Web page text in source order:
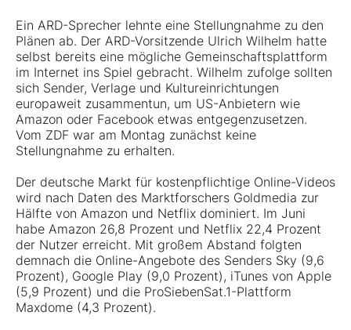
Ein ARD-Sprecher lehnte eine Stellungnahme zu den
Plänen ab. Der ARD-Vorsitzende Ulrich Wilhelm hatte
selbst bereits eine mögliche Gemeinschaftsplattform
im Internet ins Spiel gebracht. Wilhelm zufolge sollten
sich Sender, Verlage und Kultureinrichtungen
europaweit zusammentun, um US-Anbietern wie
Amazon oder Facebook etwas entgegenzusetzen.
Vom ZDF war am Montag zunächst keine
Stellungnahme zu erhalten.
Der deutsche Markt für kostenpflichtige Online-Videos
wird nach Daten des Marktforschers Goldmedia zur
Hälfte von Amazon und Netflix dominiert. Im Juni
habe Amazon 26,8 Prozent und Netflix 22,4 Prozent
der Nutzer erreicht. Mit großem Abstand folgten
demnach die Online-Angebote des Senders Sky (9,6
Prozent), Google Play (9,0 Prozent), iTunes von Apple
(5,9 Prozent) und die ProSiebenSat.1-Plattform
Maxdome (4,3 Prozent).